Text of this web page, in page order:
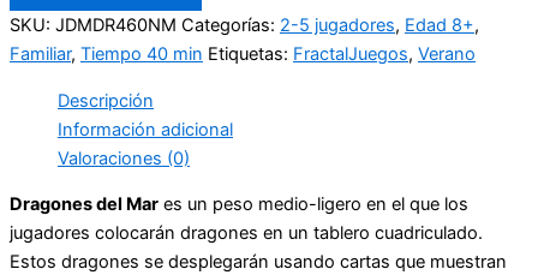
SKU: JDMDR460NM Categorías: 2-5 jugadores, Edad 8+,
Familiar, Tiempo 40 min Etiquetas: FractalJuegos, Verano
Descripción
Información adicional
Valoraciones (0)
Dragones del Mar es un peso medio-ligero en el que los
jugadores colocarán dragones en un tablero cuadriculado.
Estos dragones se desplegarán usando cartas que muestran